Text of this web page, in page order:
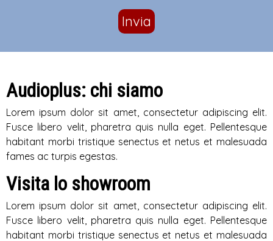
Invia
Audioplus: chi siamo
Lorem ipsum dolor sit amet, consectetur adipiscing elit.
Fusce libero velit, pharetra quis nulla eget. Pellentesque
habitant morbi tristique senectus et netus et malesuada
fames ac turpis egestas.
Visita lo showroom
Lorem ipsum dolor sit amet, consectetur adipiscing elit.
Fusce libero velit, pharetra quis nulla eget. Pellentesque
habitant morbi tristique senectus et netus et malesuada